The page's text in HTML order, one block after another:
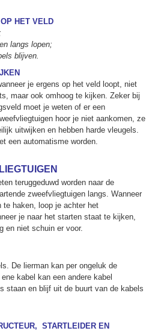
HET VELD
langs lopen;
blijven.
je ergens op het veld loopt, niet
maar ook omhoog te kijken. Zeker bij
moet je weten of er een
hoor je niet aankomen, ze
uitwijken en hebben harde vleugels.
een automatisme worden.
teruggeduwd worden naar de
zweefvliegtuigen langs. Wanneer
te haken, loop je achter het
je naar het starten staat te kijken,
en niet schuin er voor.
De lierman kan per ongeluk de
kabel kan een andere kabel
staan en blijf uit de buurt van de kabels
STARTLEIDER EN